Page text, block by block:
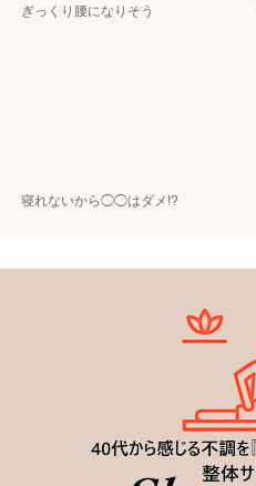
ぎっくり腰になりそう
寝れないから◯◯はダメ!?